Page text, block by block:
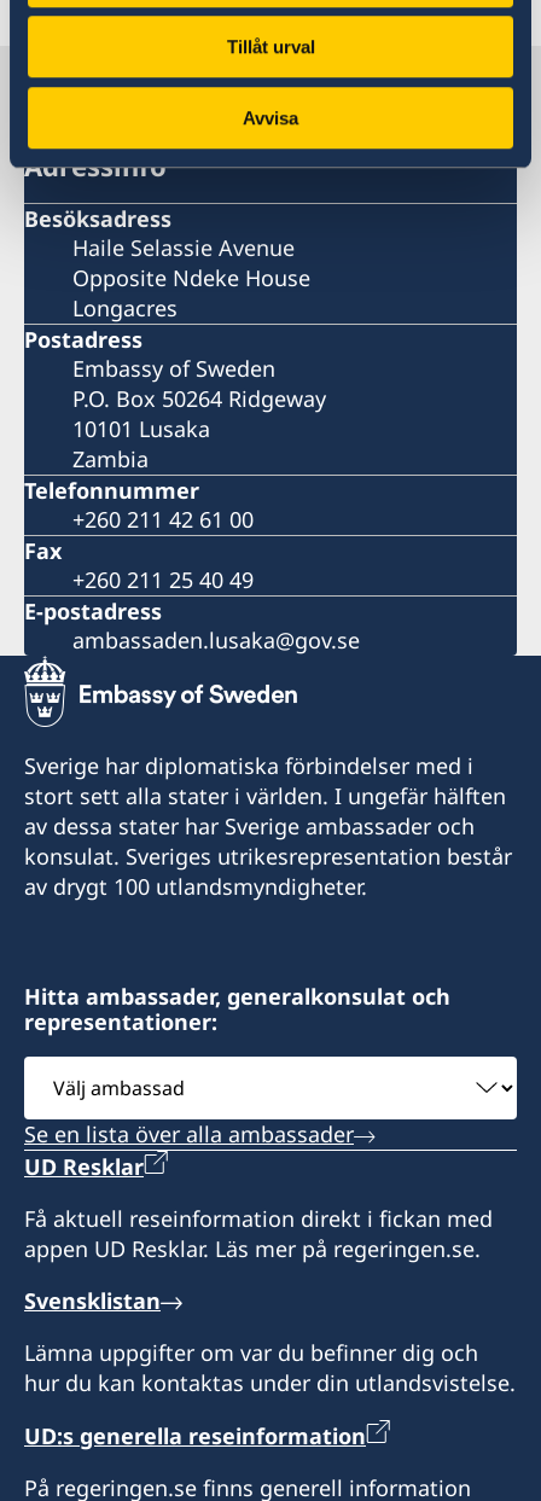
Tillåt urval
Avvisa
Sverige i Zambia
Adressinfo
Besöksadress
Haile Selassie Avenue
Opposite Ndeke House
Longacres
Postadress
Embassy of Sweden
P.O. Box 50264 Ridgeway
10101 Lusaka
Zambia
Telefonnummer
+260 211 42 61 00
Fax
+260 211 25 40 49
E-postadress
ambassaden.lusaka@gov.se
Sverige har diplomatiska förbindelser med i
stort sett alla stater i världen. I ungefär hälften
av dessa stater har Sverige ambassader och
konsulat. Sveriges utrikesrepresentation består
av drygt 100 utlandsmyndigheter.
Hitta ambassader, generalkonsulat och
representationer:
Välj
ambassad
Se en lista över alla ambassader
UD Resklar
Få aktuell reseinformation direkt i fickan med
appen UD Resklar. Läs mer på regeringen.se.
Svensklistan
Lämna uppgifter om var du befinner dig och
hur du kan kontaktas under din utlandsvistelse.
UD:s generella reseinformation
På regeringen.se finns generell information